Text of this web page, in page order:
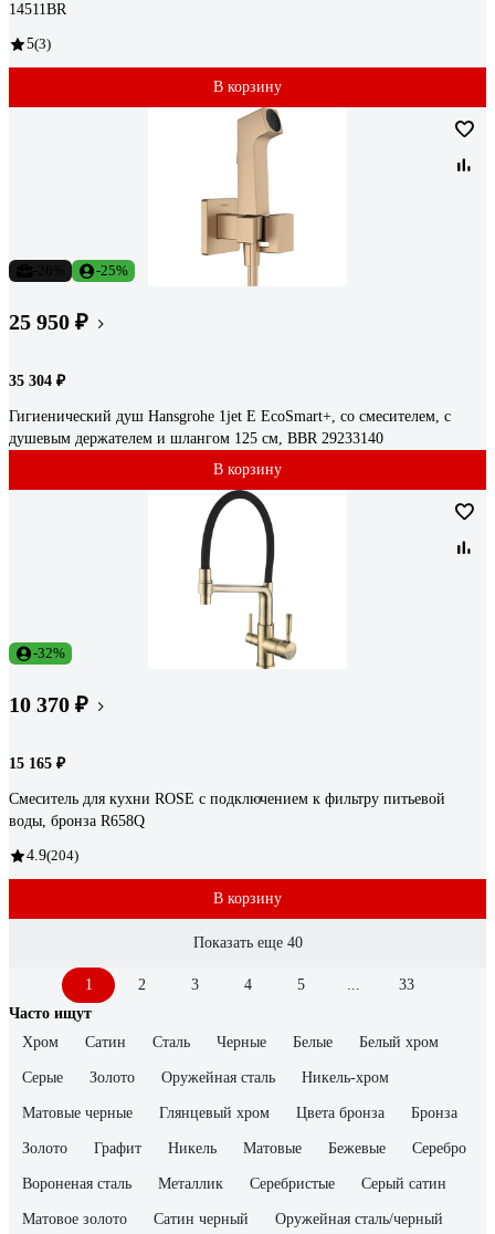
14511BR
5(3)
В корзину
-25%
25 950 ₽
35 304 ₽
Гигиенический душ Hansgrohe 1jet E EcoSmart+, со смесителем, с
душевым держателем и шлангом 125 см, BBR 29233140
В корзину
-32%
10 370 ₽
15 165 ₽
Смеситель для кухни ROSE с подключением к фильтру питьевой
воды, бронза R658Q
4.9(204)
В корзину
Показать еще 40
1 2 3 4 5 ...
33
Часто ищут
Хром
Сатин Сталь Черные Белые Белый хром
Серые Золото Оружейная сталь Никель-хром
Матовые черные Глянцевый хром Цвета бронза Бронза
Золото Графит Никель Матовые Бежевые Серебро
Вороненая сталь Металлик Серебристые Серый сатин
Матовое золото Сатин черный Оружейная сталь/черный